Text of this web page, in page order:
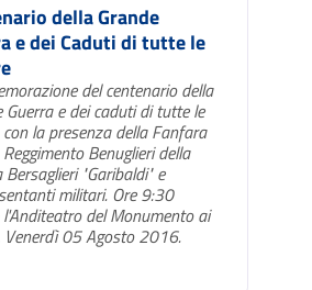
della Grande
e dei Caduti di tutte le
del centenario della
Guerra e dei caduti di tutte le
con la presenza della Fanfara
Benuglieri della
Bersaglieri "Garibaldi" e
militari. Ore 9:30
del Monumento ai
Venerdì 05 Agosto 2016.